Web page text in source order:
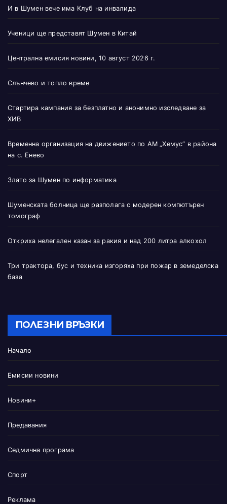
И в Шумен вече има Клуб на инвалида
Ученици ще представят Шумен в Китай
Централна емисия новини, 10 август 2026 г.
Слънчево и топло време
Стартира кампания за безплатно и анонимно изследване за
ХИВ
Временна организация на движението по АМ „Хемус“ в района
на с. Енево
Злато за Шумен по информатика
Шуменската болница ще разполага с модерен компютърен
томограф
Откриха нелегален казан за ракия и над 200 литра алкохол
Три трактора, бус и техника изгоряха при пожар в земеделска
база
ПОЛЕЗНИ ВРЪЗКИ
Начало
Емисии новини
Новини+
Предавания
Седмична програма
Спорт
Реклама